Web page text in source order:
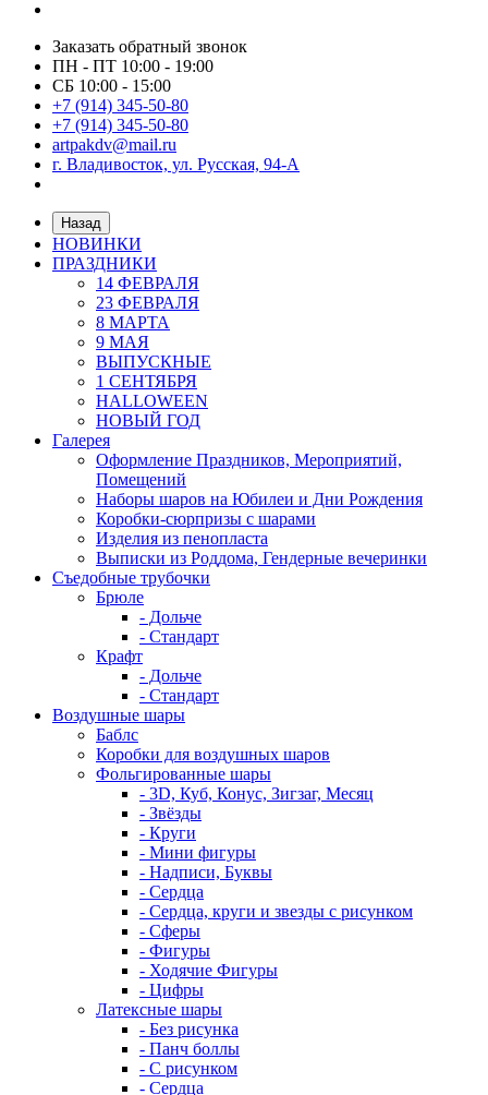
Заказать обратный звонок
ПН - ПТ 10:00 - 19:00
СБ 10:00 - 15:00
+7 (914) 345-50-80
+7 (914) 345-50-80
artpakdv@mail.ru
г. Владивосток, ул. Русская, 94-А
Назад
НОВИНКИ
ПРАЗДНИКИ
14 ФЕВРАЛЯ
23 ФЕВРАЛЯ
8 МАРТА
9 МАЯ
ВЫПУСКНЫЕ
1 СЕНТЯБРЯ
HALLOWEEN
НОВЫЙ ГОД
Галерея
Оформление Праздников, Мероприятий,
Помещений
Наборы шаров на Юбилеи и Дни Рождения
Коробки-сюрпризы с шарами
Изделия из пенопласта
Выписки из Роддома, Гендерные вечеринки
Съедобные трубочки
Брюле
- Дольче
- Стандарт
Крафт
- Дольче
- Стандарт
Воздушные шары
Баблс
Коробки для воздушных шаров
Фольгированные шары
- 3D, Куб, Конус, Зигзаг, Месяц
- Звёзды
- Круги
- Мини фигуры
- Надписи, Буквы
- Сердца
- Сердца, круги и звезды с рисунком
- Сферы
- Фигуры
- Ходячие Фигуры
- Цифры
Латексные шары
- Без рисунка
- Панч боллы
- С рисунком
- Сердца